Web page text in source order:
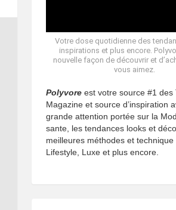
Votre dose quotidienne des
inspirations et plus encore.
nouvelle façon de découvrir et
vous aimez.
Polyvore est votre source #1 des
Magazine et source d’inspiration
grande attention portée sur la
sante, les tendances looks et
meilleures méthodes et technique
Lifestyle, Luxe et plus encore.